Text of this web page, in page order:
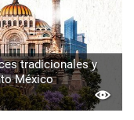
tradicionales y
México